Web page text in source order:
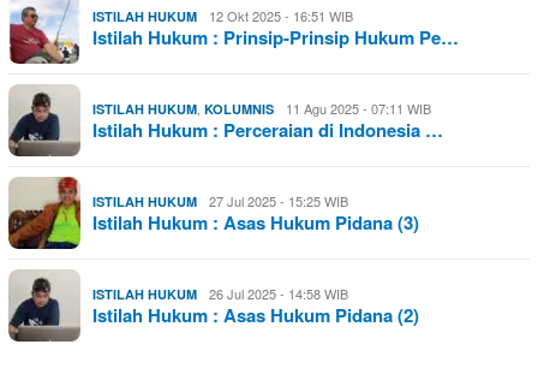
ISTILAH HUKUM 12 Okt 2025 - 16:51 WIB
Istilah Hukum : Prinsip-Prinsip Hukum Pe…
ISTILAH HUKUM KOLUMNIS 11 Agu 2025 - 07:11 WIB
Istilah Hukum : Perceraian di Indonesia …
ISTILAH HUKUM 27 Jul 2025 - 15:25 WIB
Istilah Hukum : Asas Hukum Pidana (3)
ISTILAH HUKUM 26 Jul 2025 - 14:58 WIB
Istilah Hukum : Asas Hukum Pidana (2)